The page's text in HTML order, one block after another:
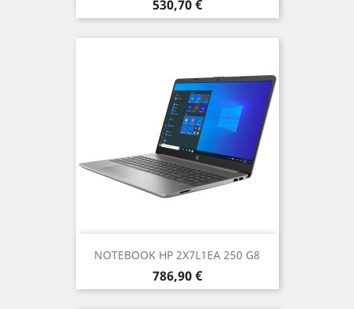
Prezzo
530,70 €
NOTEBOOK HP 2X7L1EA 250 G8
Prezzo
786,90 €